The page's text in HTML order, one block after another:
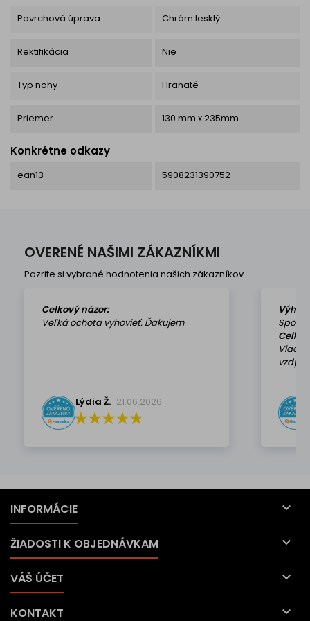
Povrchová úprava Chróm lesklý
Rektifikácia Nie
Typ nohy Hranaté
Priemer 130 mm x 235mm
Konkrétne odkazy
ean13 5908231390752
OVERENÉ NAŠIMI ZÁKAZNÍKMI
Pozrite si vybrané hodnotenia našich zákazníkov.
Celkový názor:
Veľká ochota vyhovieť. Ďakujem
Lýdia Ž. 21.06.2026
vzdy k
INFORMÁCIE 
ŽIADOSTI K OBJEDNÁVKAM 
VÁŠ ÚČET 
KONTAKT 